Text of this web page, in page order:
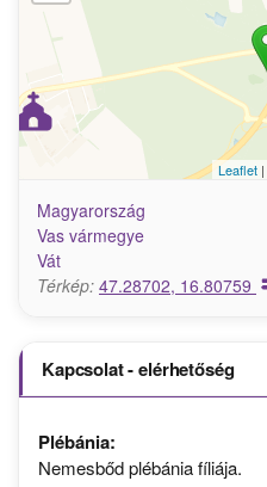
Leaflet
Magyarország
Vas vármegye
Vát
Térkép: 47.28702, 16.80759
Kapcsolat - elérhetőség
Plébánia:
Nemesbőd plébánia fíliája.